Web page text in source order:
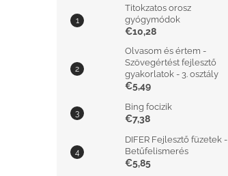
Titokzatos orosz
gyógymódok
€10,28
Olvasom és értem -
Szövegértést fejlesztő
gyakorlatok - 3. osztály
€5,49
Bing focizik
€7,38
DIFER Fejlesztő füzetek -
Betűfelismerés
€5,85